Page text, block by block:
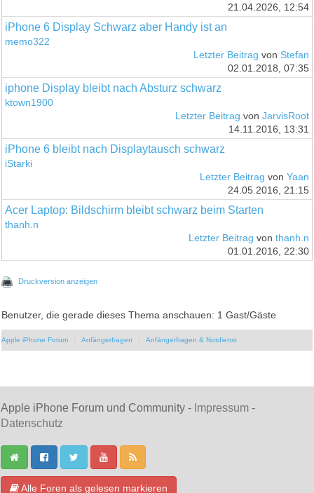
21.04.2026, 12:54
iPhone 6 Display Schwarz aber Handy ist an
memo322
Letzter Beitrag von Stefan
02.01.2018, 07:35
iphone Display bleibt nach Absturz schwarz
ktown1900
Letzter Beitrag von JarvisRoot
14.11.2016, 13:31
iPhone 6 bleibt nach Displaytausch schwarz
iStarki
Letzter Beitrag von Yaan
24.05.2016, 21:15
Acer Laptop: Bildschirm bleibt schwarz beim Starten
thanh.n
Letzter Beitrag von thanh.n
01.01.2016, 22:30
Druckversion anzeigen
Benutzer, die gerade dieses Thema anschauen: 1 Gast/Gäste
Apple iPhone Forum Anfängerfragen Anfängerfragen & Notdienst
Apple iPhone Forum und Community - Impressum -
Datenschutz
Alle Foren als gelesen markieren